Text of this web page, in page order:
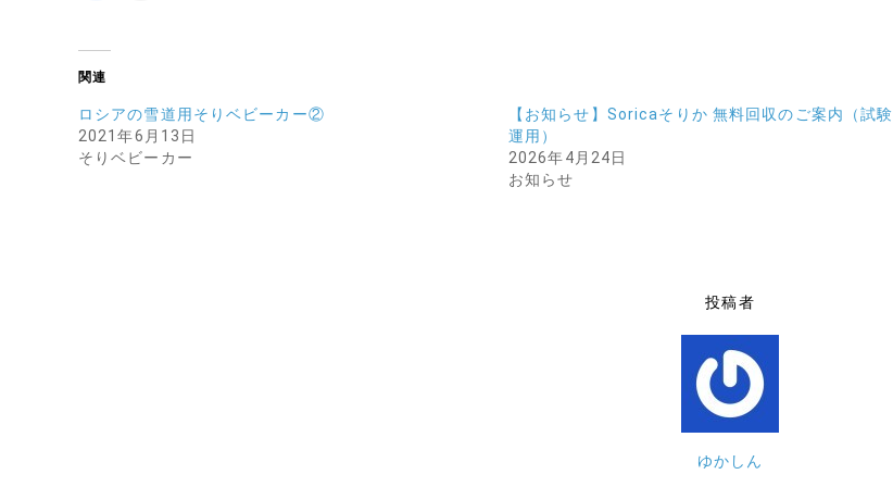
関連
ロシアの雪道用そりベビーカー②
2021年6月13日
そりベビーカー
【お知らせ】Soricaそりか 無料回収のご案内（試験
運用）
2026年4月24日
お知らせ
投稿者
ゆかしん